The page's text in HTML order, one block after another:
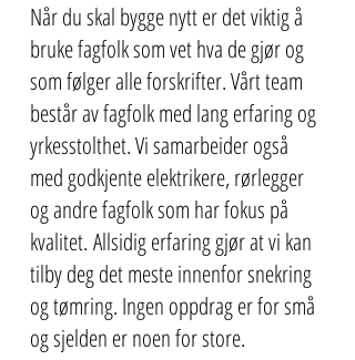
Når du skal bygge nytt er det viktig å
bruke fagfolk som vet hva de gjør og
som følger alle forskrifter. Vårt team
består av fagfolk med lang erfaring og
yrkesstolthet. Vi samarbeider også
med godkjente elektrikere, rørlegger
og andre fagfolk som har fokus på
kvalitet. Allsidig erfaring gjør at vi kan
tilby deg det meste innenfor snekring
og tømring. Ingen oppdrag er for små
og sjelden er noen for store.